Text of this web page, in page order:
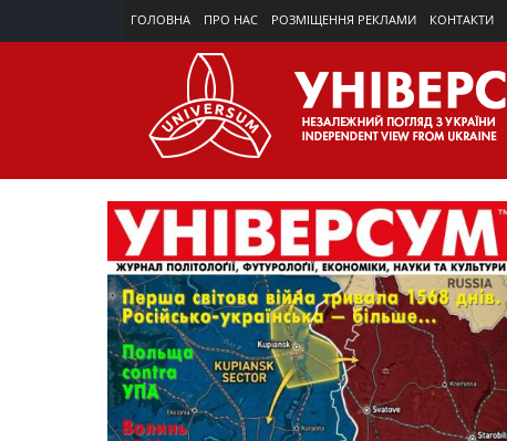
ГОЛОВНА ПРО НАС РОЗМІЩЕННЯ РЕКЛАМИ КОНТАКТИ